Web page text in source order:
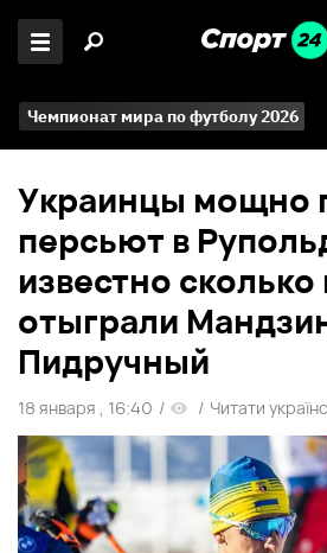
Чемпионат мира по футболу 2026
Украинцы мощно
персьют в
известно
отыграли
Пидручный
18 января , 16:40 / / Читати